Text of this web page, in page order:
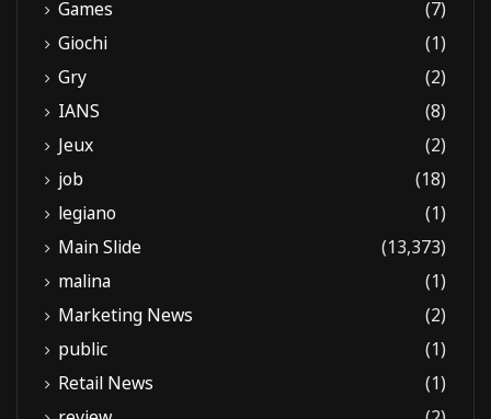
Games
(7)
Giochi
(1)
Gry
(2)
IANS
(8)
Jeux
(2)
job
(18)
legiano
(1)
Main Slide
(13,373)
malina
(1)
Marketing News
(2)
public
(1)
Retail News
(1)